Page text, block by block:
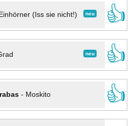
neu
Einhörner (Iss sie nicht!)
👍
neu
👍
- Moskito
👍